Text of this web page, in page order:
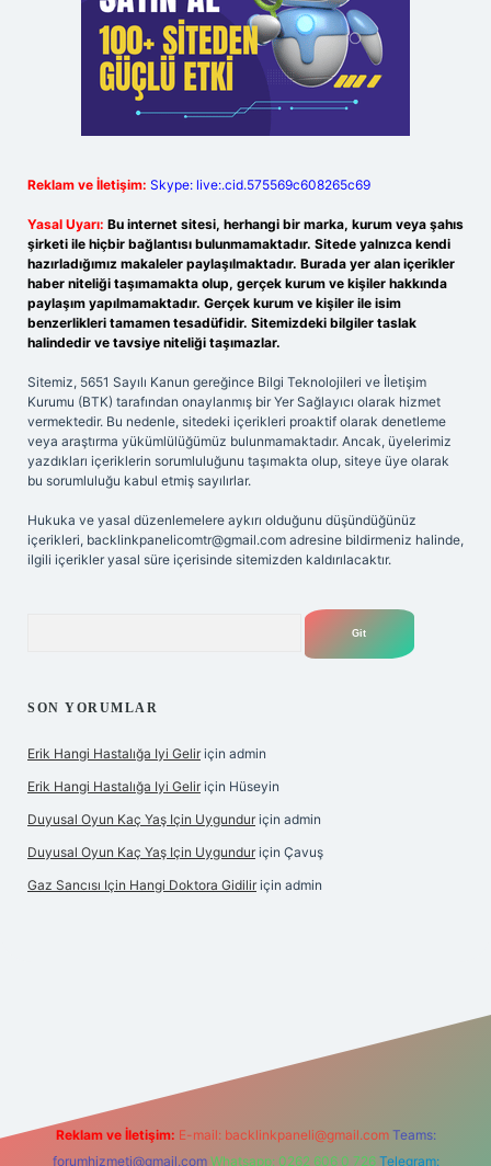
Reklam ve İletişim: Skype: live:.cid.575569c608265c69
Yasal Uyarı: Bu internet sitesi, herhangi bir marka, kurum veya şahıs
şirketi ile hiçbir bağlantısı bulunmamaktadır. Sitede yalnızca kendi
hazırladığımız makaleler paylaşılmaktadır. Burada yer alan içerikler
haber niteliği taşımamakta olup, gerçek kurum ve kişiler hakkında
paylaşım yapılmamaktadır. Gerçek kurum ve kişiler ile isim
benzerlikleri tamamen tesadüfidir. Sitemizdeki bilgiler taslak
halindedir ve tavsiye niteliği taşımazlar.
Sitemiz, 5651 Sayılı Kanun gereğince Bilgi Teknolojileri ve İletişim
Kurumu (BTK) tarafından onaylanmış bir Yer Sağlayıcı olarak hizmet
vermektedir. Bu nedenle, sitedeki içerikleri proaktif olarak denetleme
veya araştırma yükümlülüğümüz bulunmamaktadır. Ancak, üyelerimiz
yazdıkları içeriklerin sorumluluğunu taşımakta olup, siteye üye olarak
bu sorumluluğu kabul etmiş sayılırlar.
Hukuka ve yasal düzenlemelere aykırı olduğunu düşündüğünüz
içerikleri, backlinkpanelicomtr@gmail.com adresine bildirmeniz halinde,
ilgili içerikler yasal süre içerisinde sitemizden kaldırılacaktır.
SON YORUMLAR
Erik Hangi Hastalığa Iyi Gelir için admin
Erik Hangi Hastalığa Iyi Gelir için Hüseyin
Duyusal Oyun Kaç Yaş Için Uygundur için admin
Duyusal Oyun Kaç Yaş Için Uygundur için Çavuş
Gaz Sancısı Için Hangi Doktora Gidilir için admin
Reklam ve İletişim: E-mail: backlinkpaneli@gmail.com Teams:
forumhizmeti@gmail.com Whatsapp: 0262 606 0 726 Telegram: